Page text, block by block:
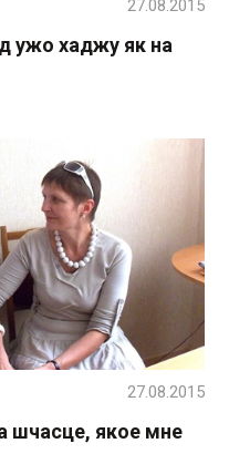
ужо хаджу як на
27.08.2015
шчасце, якое мне
27.08.2015